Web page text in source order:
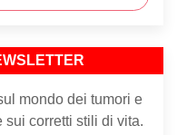
mondo dei tumori e
corretti stili di vita.